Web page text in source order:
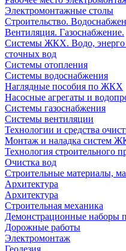
Электромонтажные столы
Строительство.
Вентиляция. Газоснабжение.
Системы ЖКХ. Водо, энерго
сточных вод
Системы отопления
Системы водоснабжения
Наглядные пособия по ЖКХ
Насосные агрегаты и
Системы газоснабжения
Системы вентиляции
Технологии и средства
Монтаж и наладка систем
Технология строительного
Очистка вод
Строительные материалы,
Архитектура
Архитектура
Cтроительная механика
Демонстрационные наборы
Дорожные работы
Электромонтаж
Геодезия